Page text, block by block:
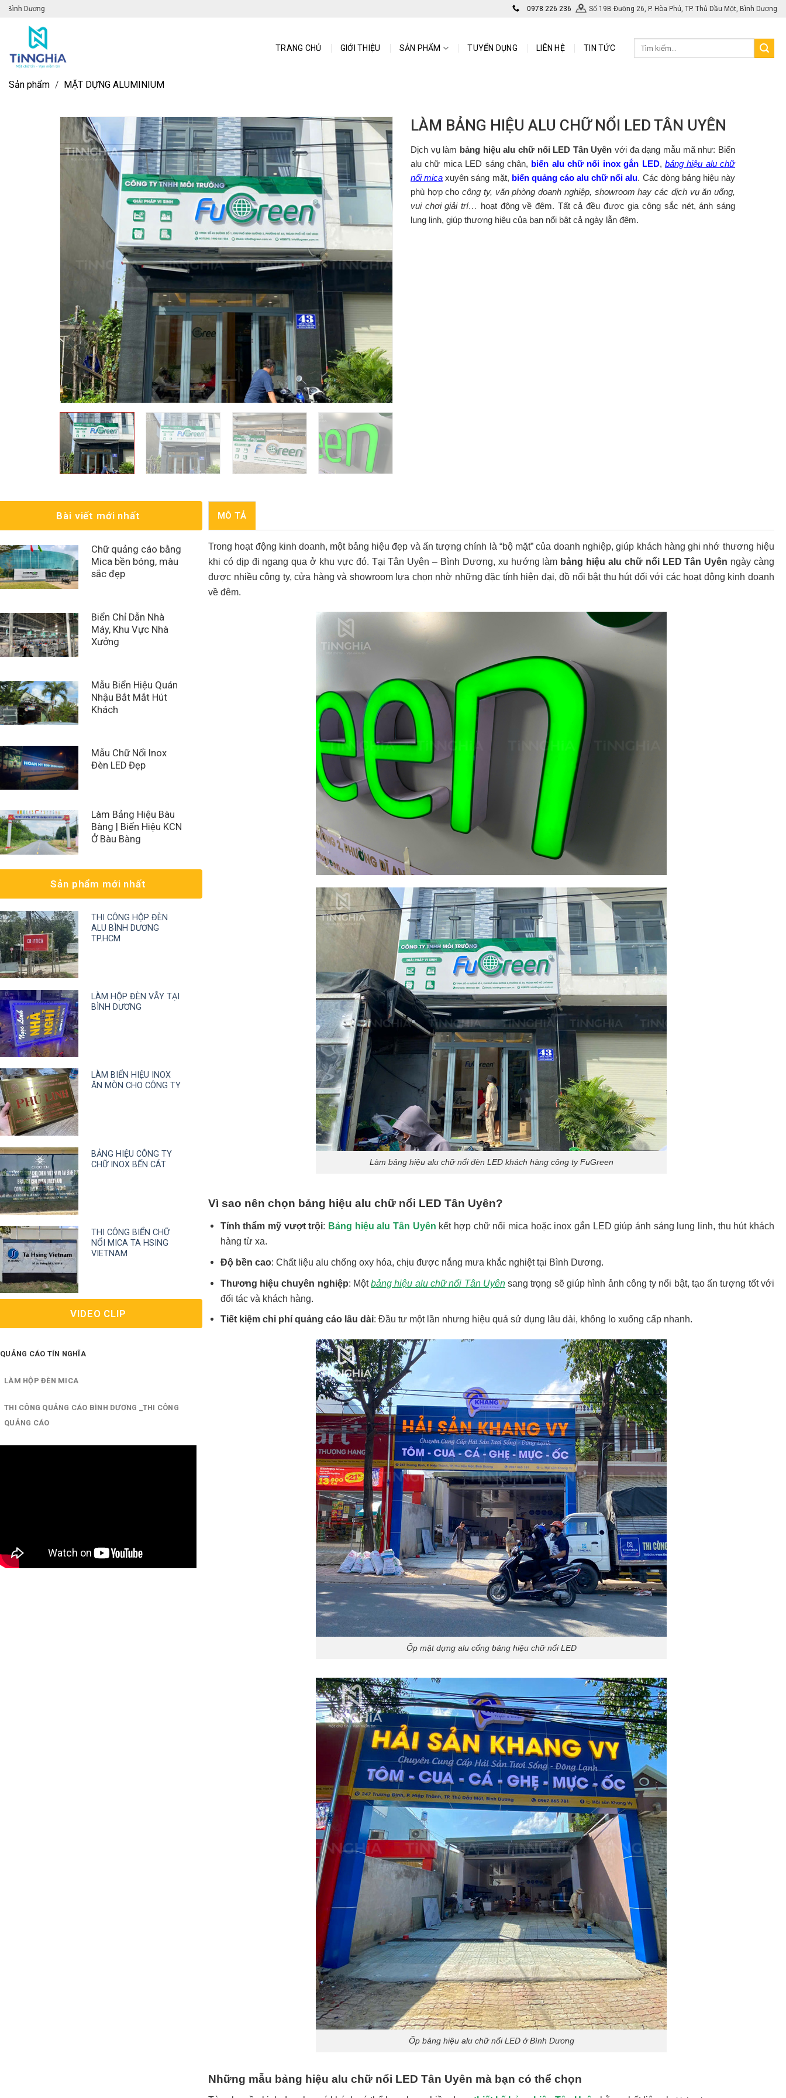
0978 226 236 Số 19B Đường 26, P. Hòa Phú, TP. Thủ Dầu Một, Bình Dương
TRANG CHỦ GIỚI THIỆU SẢN PHẨM TUYỂN DỤNG LIÊN HỆ TIN TỨC
Sản phẩm / MẶT DỰNG ALUMINIUM
LÀM BẢNG HIỆU ALU CHỮ NỔI LED TÂN UYÊN
Dịch vụ làm bảng hiệu alu chữ nổi LED Tân Uyên với đa dạng mẫu mã như: Biển
alu chữ mica LED sáng chân, biển alu chữ nổi inox gắn LED, bảng hiệu alu chữ
nổi mica xuyên sáng mặt, biển quảng cáo alu chữ nổi alu. Các dòng bảng hiệu này
phù hợp chocông ty, văn phòng doanh nghiệp, showroom hay các dịch vụ ăn uống,
vui chơi giải trí… hoạt động về đêm. Tất cả đều được gia công sắc nét, ánh sáng
lung linh, giúp thương hiệu của bạn nổi bật cả ngày lẫn đêm.
Bài viết mới nhất
Chữ quảng cáo bằng
Mica bền bóng, màu
sắc đẹp
Biển Chỉ Dẫn Nhà
Máy, Khu Vực Nhà
Xưởng
Mẫu Biển Hiệu Quán
Nhậu Bắt Mắt Hút
Khách
Mẫu Chữ Nổi Inox
Đèn LED Đẹp
Làm Bảng Hiệu Bàu
Bàng | Biển Hiệu KCN
Ở Bàu Bàng
Sản phẩm mới nhất
THI CÔNG HỘP ĐÈN
ALU BÌNH DƯƠNG
TP.HCM
LÀM HỘP ĐÈN VẪY TẠI
BÌNH DƯƠNG
LÀM BIỂN HIỆU INOX
ĂN MÒN CHO CÔNG TY
BẢNG HIỆU CÔNG TY
CHỮ INOX BẾN CÁT
THI CÔNG BIỂN CHỮ
NỔI MICA TA HSING
VIETNAM
VIDEO CLIP
QUẢNG CÁO TÍN NGHĨA
LÀM HỘP ĐÈN MICA
THI CÔNG QUẢNG CÁO BÌNH DƯƠNG _THI CÔNG
QUẢNG CÁO
MÔ TẢ
Trong hoạt động kinh doanh, một bảng hiệu đẹp và ấn tượng chính là “bộ mặt” của doanh nghiệp, giúp khách hàng ghi nhớ thương hiệu
khi có dịp đi ngang qua ở khu vực đó. Tại Tân Uyên – Bình Dương, xu hướng làm bảng hiệu alu chữ nổi LED Tân Uyên ngày càng
được nhiều công ty, cửa hàng và showroom lựa chọn nhờ những đặc tính hiện đại, đồ nổi bật thu hút đối với các hoạt động kinh doanh
về đêm.
Làm bảng hiệu alu chữ nổi đèn LED khách hàng công ty FuGreen
Vì sao nên chọn bảng hiệu alu chữ nổi LED Tân Uyên?
Tính thẩm mỹ vượt trội: Bảng hiệu alu Tân Uyên kết hợp chữ nổi mica hoặc inox gắn LED giúp ánh sáng lung linh, thu hút khách
hàng từ xa.
Độ bền cao: Chất liệu alu chống oxy hóa, chịu được nắng mưa khắc nghiệt tại Bình Dương.
Thương hiệu chuyên nghiệp: Mộtbảng hiệu alu chữ nổi Tân Uyênsang trọng sẽ giúp hình ảnh công ty nổi bật, tạo ấn tượng tốt với
đối tác và khách hàng.
Tiết kiệm chi phí quảng cáo lâu dài: Đầu tư một lần nhưng hiệu quả sử dụng lâu dài, không lo xuống cấp nhanh.
Ốp mặt dựng alu cổng bảng hiệu chữ nổi LED
Ốp bảng hiệu alu chữ nổi LED ở Bình Dương
Những mẫu bảng hiệu alu chữ nổi LED Tân Uyên mà bạn có thể chọn